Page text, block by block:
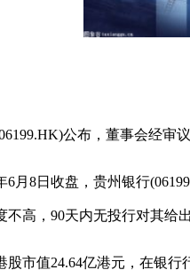
公布，董事会经审
6月8日收盘，贵州银行
不高，90天内无投行对其给出
股市值24.64亿港元，在银行